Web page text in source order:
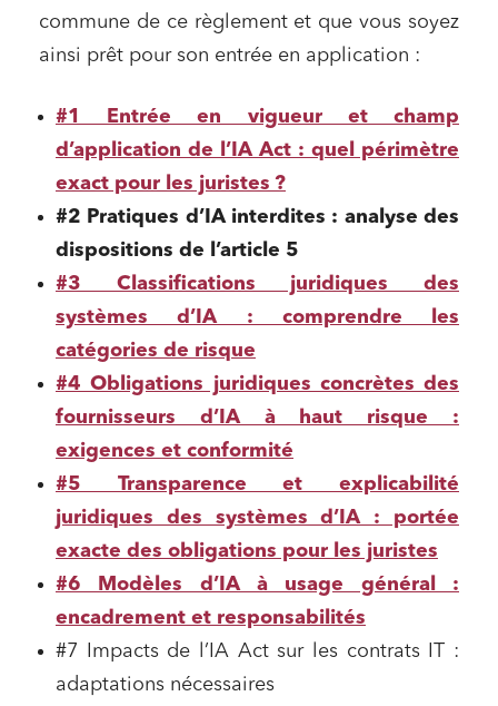
commune de ce règlement et que vous soyez
ainsi prêt pour son entrée en application :
#1 Entrée en vigueur et champ
d’application de l’IA Act : quel périmètre
exact pour les juristes ?
#2 Pratiques d’IA interdites : analyse des
dispositions de l’article 5
#3 Classifications juridiques des
systèmes d’IA : comprendre les
catégories de risque
#4 Obligations juridiques concrètes des
fournisseurs d’IA à haut risque :
exigences et conformité
#5 Transparence et explicabilité
juridiques des systèmes d’IA : portée
exacte des obligations pour les juristes
#6 Modèles d’IA à usage général :
encadrement et responsabilités
#7 Impacts de l’IA Act sur les contrats IT :
adaptations nécessaires